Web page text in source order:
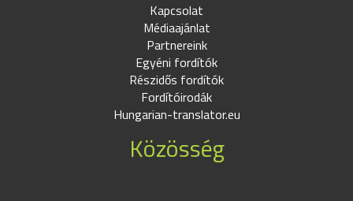
Kapcsolat
Médiaajánlat
Partnereink
Egyéni fordítók
Részidős fordítók
Fordítóirodák
Hungarian-translator.eu
Közösség